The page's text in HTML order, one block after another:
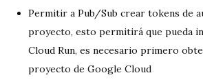
Permitir a Pub/Sub crear tokens de
proyecto, esto permitirá que pueda
Cloud Run, es necesario primero
proyecto de Google Cloud